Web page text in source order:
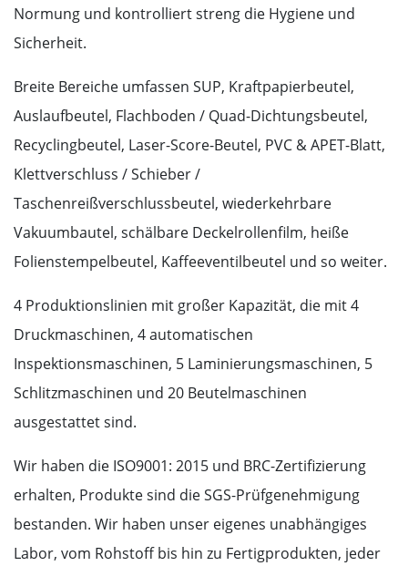
Normung und kontrolliert streng die Hygiene und
Sicherheit.
Breite Bereiche umfassen SUP, Kraftpapierbeutel,
Auslaufbeutel, Flachboden / Quad-Dichtungsbeutel,
Recyclingbeutel, Laser-Score-Beutel, PVC & APET-Blatt,
Klettverschluss / Schieber /
Taschenreißverschlussbeutel, wiederkehrbare
Vakuumbautel, schälbare Deckelrollenfilm, heiße
Folienstempelbeutel, Kaffeeventilbeutel und so weiter.
4 Produktionslinien mit großer Kapazität, die mit 4
Druckmaschinen, 4 automatischen
Inspektionsmaschinen, 5 Laminierungsmaschinen, 5
Schlitzmaschinen und 20 Beutelmaschinen
ausgestattet sind.
Wir haben die ISO9001: 2015 und BRC-Zertifizierung
erhalten, Produkte sind die SGS-Prüfgenehmigung
bestanden. Wir haben unser eigenes unabhängiges
Labor, vom Rohstoff bis hin zu Fertigprodukten, jeder